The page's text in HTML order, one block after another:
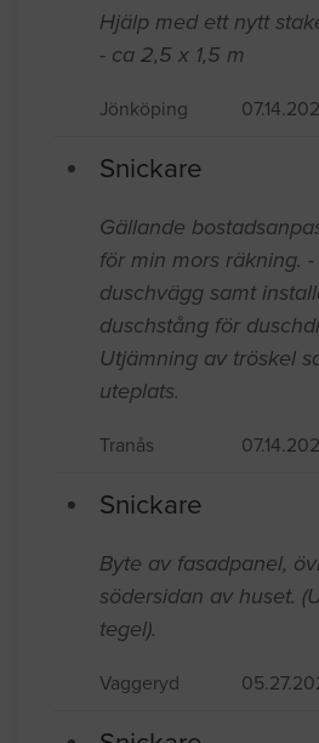
Hjälp med ett nytt
- ca 2,5 x 1,5 m
Jönköping
Snickare
Gällande
för min mors räkning.
duschvägg samt
duschstång för
Utjämning av tröskel
uteplats.
Tranås
Snickare
Byte av fasadpanel,
södersidan av huset.
tegel).
Vaggeryd